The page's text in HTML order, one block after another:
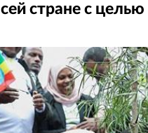
стране с